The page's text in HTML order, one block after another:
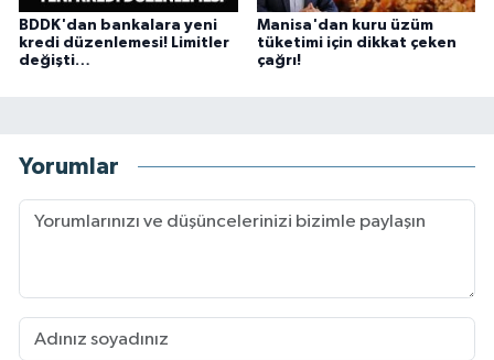
BDDK'dan bankalara yeni
kredi düzenlemesi! Limitler
değişti…
Manisa'dan kuru üzüm
tüketimi için dikkat çeken
çağrı!
Yorumlar